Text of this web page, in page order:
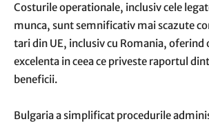
Costurile operationale, inclusiv cele
munca, sunt semnificativ mai scazute
tari din UE, inclusiv cu Romania, oferind
excelenta in ceea ce priveste raportul
beneficii.
Bulgaria a simplificat procedurile